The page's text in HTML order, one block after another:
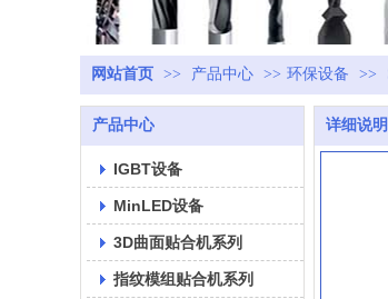
网站首页 >> 产品中心 >> 环保设备 >>
产品中心
IGBT设备
MinLED设备
3D曲面贴合机系列
指纹模组贴合机系列
详细说明